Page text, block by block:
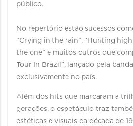
público.
No repertório estão sucessos
“Crying in the rain”, “Hunting high
the one” e muitos outros que
Tour In Brazil”, lançado pela
exclusivamente no país.
Além dos hits que marcaram a
gerações, o espetáculo traz
estéticas e visuais da década de